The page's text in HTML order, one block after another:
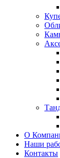
О
Наши
Контакты